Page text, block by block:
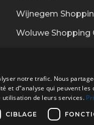
Wijnegem
Woluwe Shopping
notre trafic. Nous
et d"analyse qui peuvent les
de leurs services.
CIBLAGE